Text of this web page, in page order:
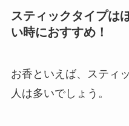
スティックタイプは
い時におすすめ！
お香といえば、スティ
人は多いでしょう。